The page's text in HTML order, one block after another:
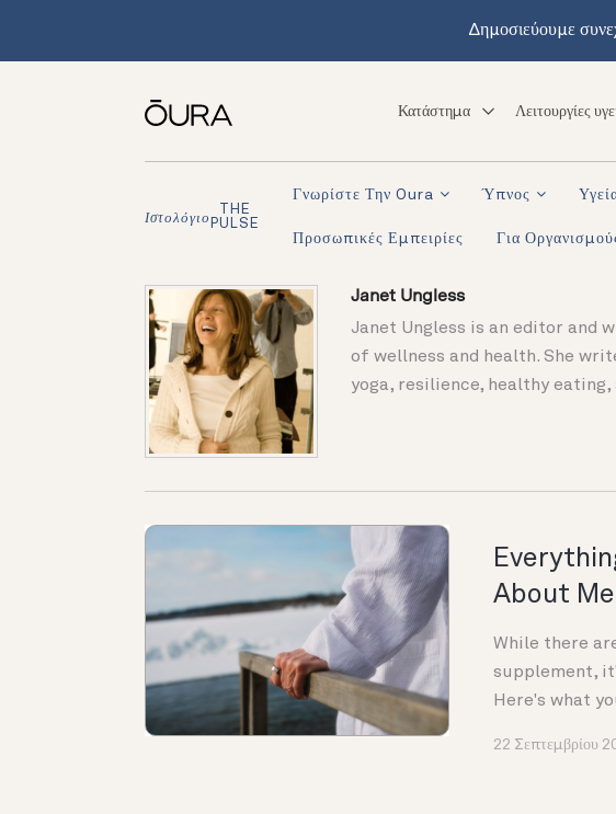
Δημοσιεύουμε
Κατάστημα Λειτουργίες
Ιστολόγιο
THE
PULSE
Γνωρίστε Την Oura Ύπνος
Προσωπικές Εμπειρίες Για
Janet Ungless
Janet Ungless is an editor and
of wellness and health. She
yoga, resilience, healthy eating,
About
While there
supplement,
Here's what
22 Σεπτεμβρίου